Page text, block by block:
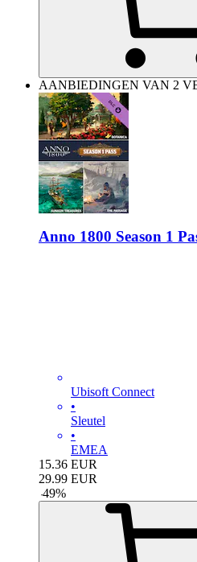
AANBIEDINGEN VAN 2
Anno 1800 Season 1
Ubisoft Connect
•
Sleutel
•
EMEA
15.36 EUR
29.99 EUR
-49%